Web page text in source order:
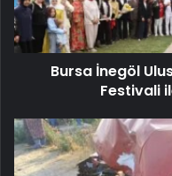
Bursa İnegöl
Festivali